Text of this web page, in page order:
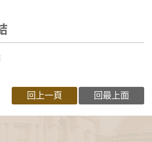
回上一頁 回最上面